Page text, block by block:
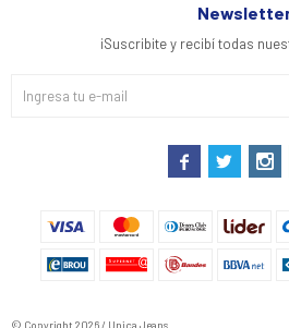
¡Suscribite y recibí todas
  
© Copyright 2026 / Unica Jeans